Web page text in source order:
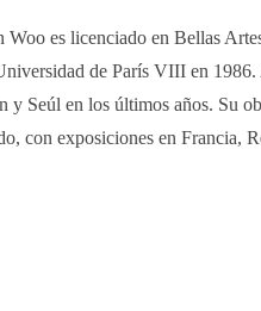
Woo es licenciado en Bellas
de París VIII en 1986.
y Seúl en los últimos años. Su
con exposiciones en Francia,